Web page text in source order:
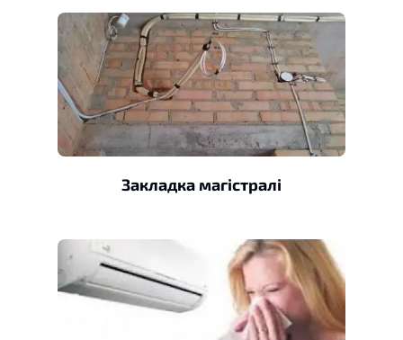
Закладка магістралі